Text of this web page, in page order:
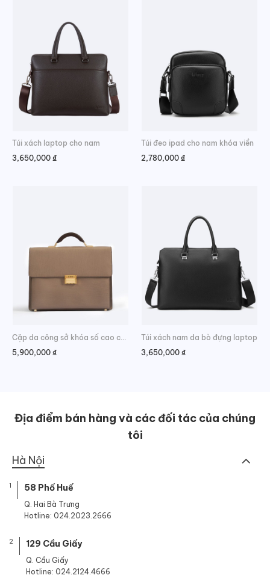
Túi xách laptop cho nam
3,650,000 ₫
Túi đeo ipad cho nam khóa viền
2,780,000 ₫
Cặp da công sở khóa số cao cấp
5,900,000 ₫
Túi xách nam da bò đựng laptop
3,650,000 ₫
Địa điểm bán hàng và các đối tác của chúng
tôi
Hà Nội
1 58 Phố Huế
Q. Hai Bà Trưng
Hotline: 024.2023.2666
2 129 Cầu Giấy
Q. Cầu Giấy
Hotline: 024.2124.4666